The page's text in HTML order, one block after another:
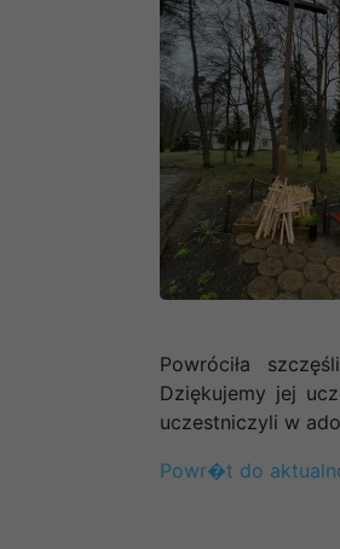
Powróciła
Dziękujemy jej
uczestniczyli w
Powr�t do